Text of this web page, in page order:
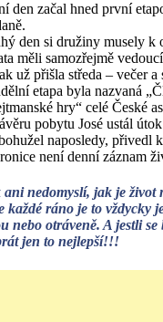
den začal hned první
den si družiny musely k
měli samozřejmě
už přišla středa – večer
etapa byla nazvaná
hry“ celé České
pobytu José ustál
naposledy, přivedl
není denní záznam
ani nedomyslí, jak je život
každé ráno je to vždycky
nebo otráveně. A jestli
jen to nejlepší!!!